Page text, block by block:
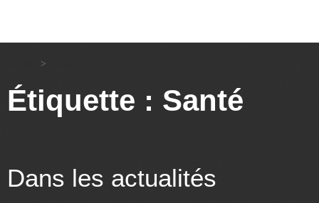
>
Étiquette : Santé
Dans les actualités